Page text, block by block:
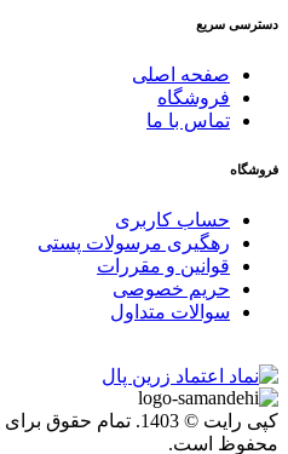
دسترسی سریع
صفحه اصلی
فروشگاه
تماس با ما
فروشگاه
حساب کاربری
رهگیری مرسولات پستی
قوانین و مقررات
حریم خصوصی
سوالات متداول
کپی رایت © 1403. تمام حقوق برای
محفوظ است.